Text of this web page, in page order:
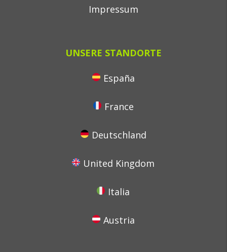
Impressum
UNSERE STANDORTE
España
France
Deutschland
United Kingdom
Italia
Austria